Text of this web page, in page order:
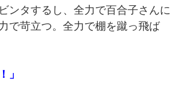
ンタするし、全力で百合子さんに
で苛立つ。全力で棚を蹴っ飛ば
」